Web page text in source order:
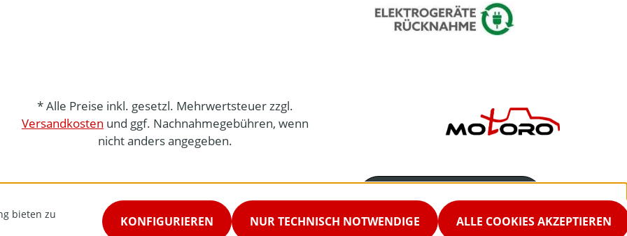
* Alle Preise inkl. gesetzl. Mehrwertsteuer zzgl.
Versandkosten und ggf. Nachnahmegebühren, wenn
nicht anders angegeben.
02542-9298867
bieten zu
NUR TECHNISCH NOTWENDIGE
KONFIGURIEREN ALLE COOKIES AKZEPTIEREN